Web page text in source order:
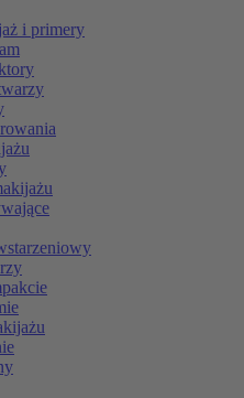
i primery